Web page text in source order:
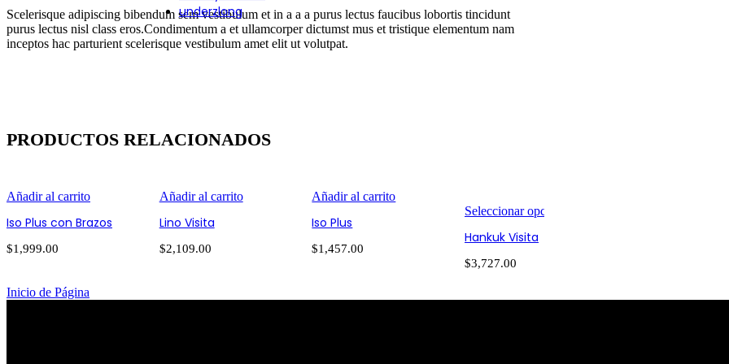
underzlong
Scelerisque adipiscing bibendum sem vestibulum et in a a a purus lectus faucibus lobortis tincidunt
purus lectus nisl class eros.Condimentum a et ullamcorper dictumst mus et tristique elementum nam
inceptos hac parturient scelerisque vestibulum amet elit ut volutpat.
PRODUCTOS RELACIONADOS
Añadir al carrito
Iso Plus con Brazos
$1,999.00
Añadir al carrito
Lino Visita
$2,109.00
Añadir al carrito
Iso Plus
$1,457.00
Seleccionar opciones
Hankuk Visita
$3,727.00
Inicio de Página